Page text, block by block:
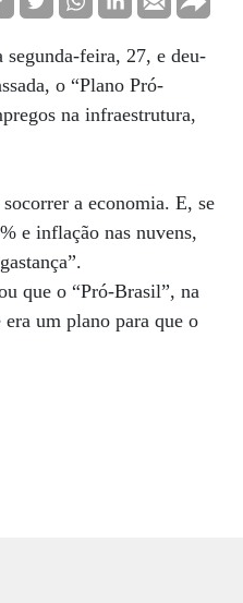
segunda-feira, 27, e deu-
o “Plano Pró-
na infraestrutura,
a economia. E, se
e inflação nas nuvens,
que o “Pró-Brasil”, na
um plano para que o